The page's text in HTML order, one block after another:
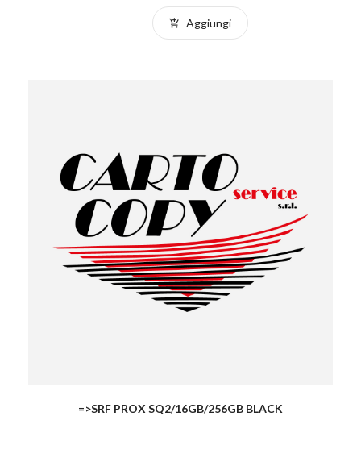
Aggiungi
=>SRF PROX SQ2/16GB/256GB BLACK